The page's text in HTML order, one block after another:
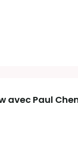
avec Paul